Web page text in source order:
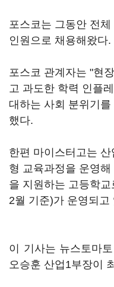
포스코는 그동안 전
인원으로 채용해왔다.
포스코 관계자는 "현
고 과도한 학력 인플
대하는 사회 분위기
했다.
한편 마이스터고는
형 교육과정을 운영
을 지원하는 고등학
2월 기준)가 운영되고
이 기사는 뉴스토마
오승훈 산업1부장이